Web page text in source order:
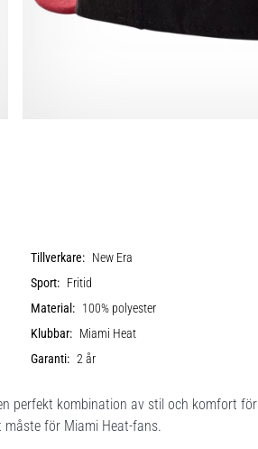
Tillverkare: New Era
Sport: Fritid
Material: 100% polyester
Klubbar: Miami Heat
Garanti: 2 år
perfekt kombination av stil och komfort
måste för Miami Heat-fans.